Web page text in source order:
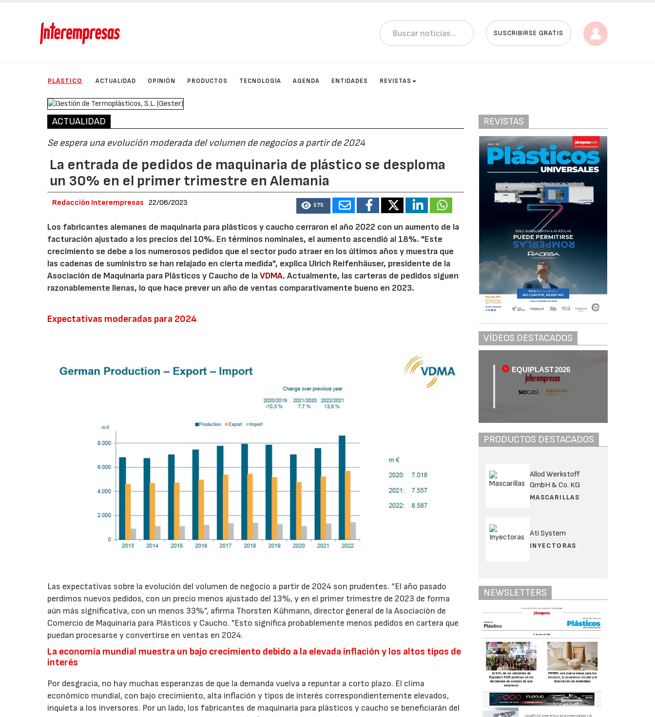
SUSCRIBIRSE GRATIS
PLÁSTICO ACTUALIDAD OPINIÓN PRODUCTOS TECNOLOGÍA AGENDA ENTIDADES REVISTAS
ACTUALIDAD
Se espera una evolución moderada del volumen de negocios a partir de 2024
La entrada de pedidos de maquinaria de plástico se desploma
un 30% en el primer trimestre en Alemania
Redacción Interempresas 22/06/2023 575
Los fabricantes alemanes de maquinaria para plásticos y caucho cerraron el año 2022 con un aumento de la
facturación ajustado a los precios del 10%. En términos nominales, el aumento ascendió al 18%. "Este
crecimiento se debe a los numerosos pedidos que el sector pudo atraer en los últimos años y muestra que
las cadenas de suministro se han relajado en cierta medida", explica Ulrich Reifenhäuser, presidente de la
Asociación de Maquinaria para Plásticos y Caucho de laVDMA. Actualmente, las carteras de pedidos siguen
razonablemente llenas, lo que hace prever un año de ventas comparativamente bueno en 2023.
Expectativas moderadas para 2024
Las expectativas sobre la evolución del volumen de negocio a partir de 2024 son prudentes. “El año pasado
perdimos nuevos pedidos, con un precio menos ajustado del 13%, y en el primer trimestre de 2023 de forma
aún más significativa, con un menos 33%”, afirma Thorsten Kühmann, director general de la Asociación de
Comercio de Maquinaria para Plásticos y Caucho. "Esto significa probablemente menos pedidos en cartera que
puedan procesarse y convertirse en ventas en 2024.
La economía mundial muestra un bajo crecimiento debido a la elevada inflación y los altos tipos de
interés
Por desgracia, no hay muchas esperanzas de que la demanda vuelva a repuntar a corto plazo. El clima
económico mundial, con bajo crecimiento, alta inflación y tipos de interés correspondientemente elevados,
inquieta a los inversores. Por un lado, los fabricantes de maquinaria para plásticos y caucho se beneficiarán del
REVISTAS
VÍDEOS DESTACADOS
EQUIPLAST 2026
PRODUCTOS DESTACADOS
Allod Werkstoff
GmbH & Co. KG
MASCARILLAS
Ati System
INYECTORAS
NEWSLETTERS